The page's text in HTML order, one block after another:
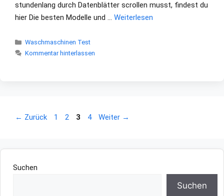
stundenlang durch Datenblätter scrollen musst, findest du
hier Die besten Modelle und … Weiterlesen
Kategorien
Waschmaschinen Test
Kommentar hinterlassen
← Zurück Seite
1 Seite
2 Seite
3 Seite
4 Weiter →
Suchen
Suchen